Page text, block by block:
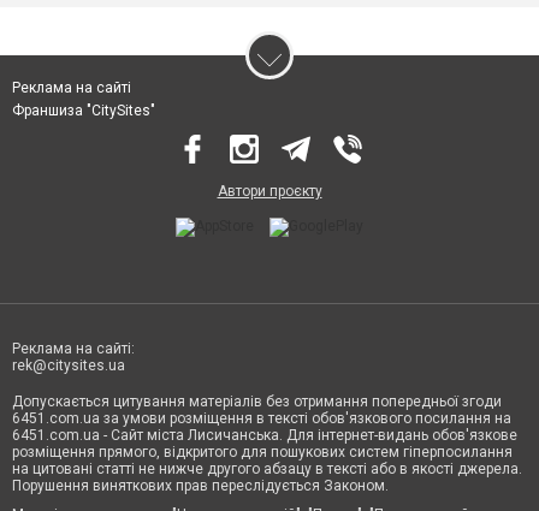
Реклама на сайті
Франшиза "CitySites"
Автори проєкту
Реклама на сайті:
rek@citysites.ua
Допускається цитування матеріалів без отримання попередньої згоди
6451.com.ua за умови розміщення в тексті обов'язкового посилання на
6451.com.ua - Сайт міста Лисичанська. Для інтернет-видань обов'язкове
розміщення прямого, відкритого для пошукових систем гіперпосилання
на цитовані статті не нижче другого абзацу в тексті або в якості джерела.
Порушення виняткових прав переслідується Законом.